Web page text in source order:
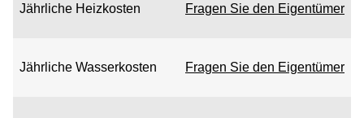
Jährliche Heizkosten Fragen Sie den Eigentümer
Jährliche Wasserkosten Fragen Sie den Eigentümer